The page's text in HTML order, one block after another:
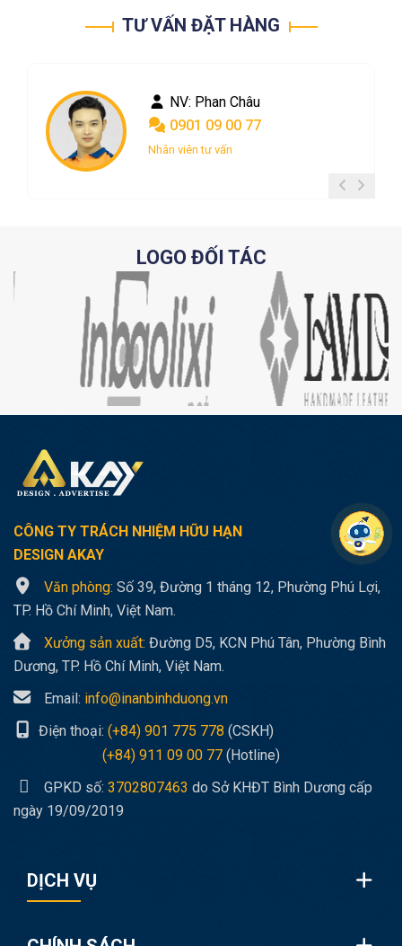
TƯ VẤN ĐẶT HÀNG
NV: Phan Châu
0901 09 00 77
Nhân viên tư vấn
LOGO ĐỐI TÁC
CÔNG TY TRÁCH NHIỆM HỮU HẠN
DESIGN AKAY
Văn phòng: Số 39, Đường 1 tháng 12, Phường Phú Lợi,
TP. Hồ Chí Minh, Việt Nam.
Xưởng sản xuất: Đường D5, KCN Phú Tân, Phường Bình
Dương, TP. Hồ Chí Minh, Việt Nam.
Email: info@inanbinhduong.vn
Điện thoại: (+84) 901 775 778 (CSKH)
(+84) 911 09 00 77 (Hotline)
GPKD số: 3702807463 do Sở KHĐT Bình Dương cấp
ngày 19/09/2019
DỊCH VỤ